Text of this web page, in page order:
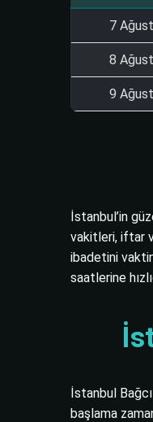
7
8
9
İstanbul’in
vakitleri, iftar
ibadetini
saatlerine
İstanbul
başlama